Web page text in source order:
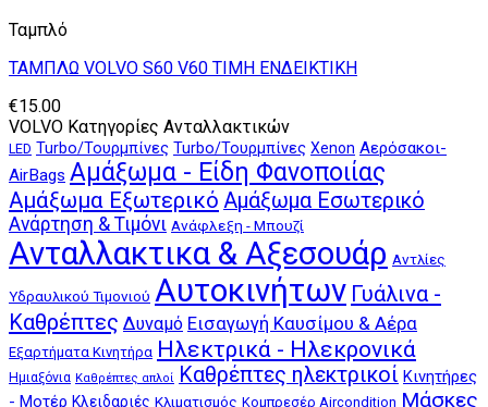
Ταμπλό
ΤΑΜΠΛΩ VOLVO S60 V60 ΤΙΜΗ ΕΝΔΕΙΚΤΙΚΗ
€15.00
VOLVO Κατηγορίες Ανταλλακτικών
LED Turbo/Τουρμπίνες Turbo/Τουρμπίνες Xenon Αερόσακοι-
AirBags Αμάξωμα - Είδη Φανοποιίας
Αμάξωμα Εξωτερικό Αμάξωμα Εσωτερικό
Ανάρτηση & Τιμόνι Ανάφλεξη - Μπουζί
Ανταλλακτικα & Αξεσουάρ Αντλίες
Υδραυλικού Τιμονιού Αυτοκινήτων Γυάλινα -
Καθρέπτες Δυναμό Εισαγωγή Καυσίμου & Αέρα
Εξαρτήματα Κινητήρα Ηλεκτρικά - Ηλεκρονικά
Ημιαξόνια Καθρέπτες απλοί Καθρέπτες ηλεκτρικοί Κινητήρες
- Μοτέρ Κλειδαριές Κλιματισμός Κομπρεσέρ Aircondition Μάσκες